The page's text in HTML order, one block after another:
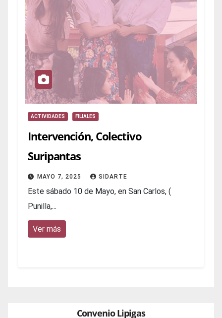
ACTIVIDADES FILIALES
Intervención, Colectivo
Suripantas
MAYO 7, 2025 SIDARTE
Este sábado 10 de Mayo, en San Carlos, (
Punilla,...
Ver más
Convenio Lipigas